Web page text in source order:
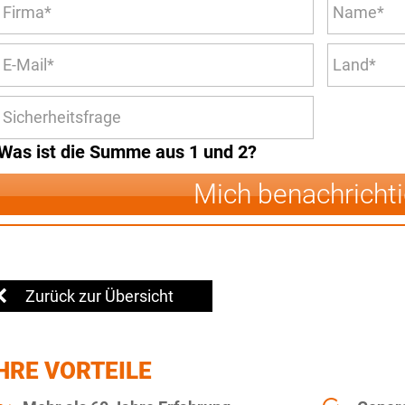
ist die Summe aus 1 und 2?
Mich
Zurück zur Übersicht
VORTEILE